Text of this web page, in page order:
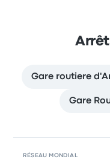
Gare routiere
Gare
RÉSEAU MONDIAL